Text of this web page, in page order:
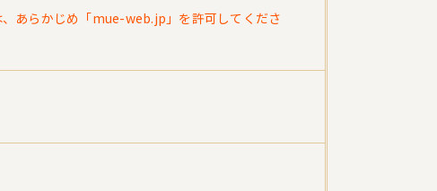
、あらかじめ「mue-web.jp」を許可してくださ